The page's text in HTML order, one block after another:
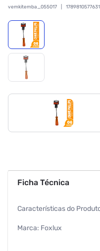
vemkitemba_055017
Ficha Técnica
Características do
Marca: Foxlux